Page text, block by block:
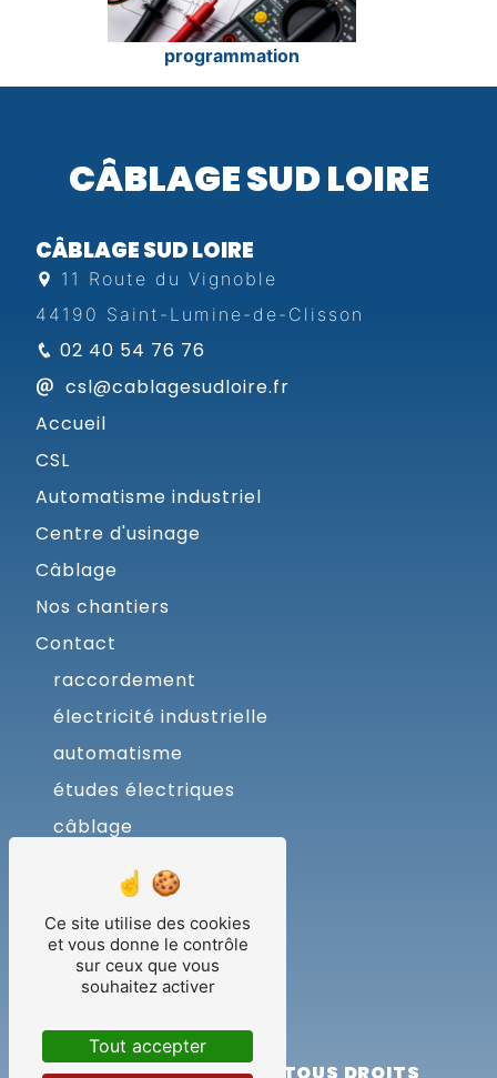
programmation
CÂBLAGE SUD LOIRE
CÂBLAGE SUD LOIRE
11 Route du Vignoble
44190 Saint-Lumine-de-Clisson
02 40 54 76 76
csl@cablagesudloire.fr
Accueil
CSL
Automatisme industriel
Centre d'usinage
Câblage
Nos chantiers
Contact
raccordement
électricité industrielle
automatisme
études électriques
câblage
armoires
dao
usinage
Ce site utilise des cookies
et vous donne le contrôle
sur ceux que vous
souhaitez activer
Tout accepter